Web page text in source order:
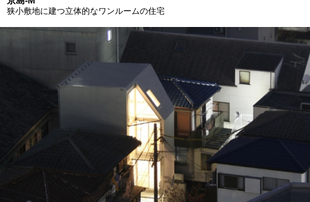
狭小敷地に建つ立体的なワンルームの住宅